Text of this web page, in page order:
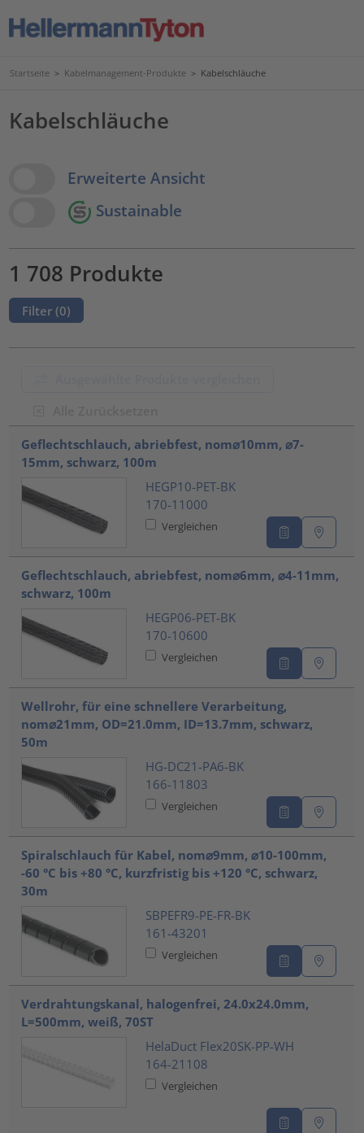
Startseite > Kabelmanagement-Produkte > Kabelschläuche
Kabelschläuche
View OptionsErweiterte Ansicht
Sustainable
1 708 Produkte
Filter (0)
Geflechtschlauch, abriebfest, nom⌀10mm, ⌀7-
15mm, schwarz, 100m
HEGP10-PET-BK
170-11000
Vergleichen
Geflechtschlauch, abriebfest, nom⌀6mm, ⌀4-11mm,
schwarz, 100m
HEGP06-PET-BK
170-10600
Vergleichen
Wellrohr, für eine schnellere Verarbeitung,
nom⌀21mm, OD=21.0mm, ID=13.7mm, schwarz,
50m
HG-DC21-PA6-BK
166-11803
Vergleichen
Spiralschlauch für Kabel, nom⌀9mm, ⌀10-100mm,
-60 °C bis +80 °C, kurzfristig bis +120 °C, schwarz,
30m
SBPEFR9-PE-FR-BK
161-43201
Vergleichen
Verdrahtungskanal, halogenfrei, 24.0x24.0mm,
L=500mm, weiß, 70ST
HelaDuct Flex20SK-PP-WH
164-21108
Vergleichen